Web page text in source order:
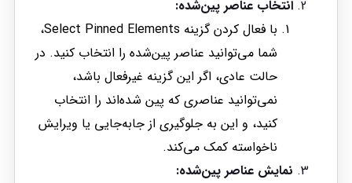
انتخاب عناصر پین‌شده:
با فعال کردن گزینه Select Pinned Elements،
شما می‌توانید عناصر پین‌شده را انتخاب کنید. در
حالت عادی، اگر این گزینه غیرفعال باشد،
نمی‌توانید عناصری که پین شده‌اند را انتخاب
کنید، و این به جلوگیری از جابه‌جایی یا ویرایش
ناخواسته کمک می‌کند.
نمایش عناصر پین‌شده: